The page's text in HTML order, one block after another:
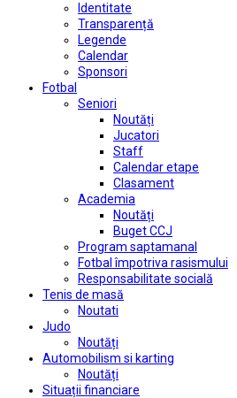
Identitate
Transparență
Legende
Calendar
Sponsori
Fotbal
Seniori
Noutăți
Jucatori
Staff
Calendar etape
Clasament
Academia
Noutăți
Buget CCJ
Program saptamanal
Fotbal împotriva rasismului
Responsabilitate socială
Tenis de masă
Noutati
Judo
Noutăți
Automobilism si karting
Noutăți
Situații financiare